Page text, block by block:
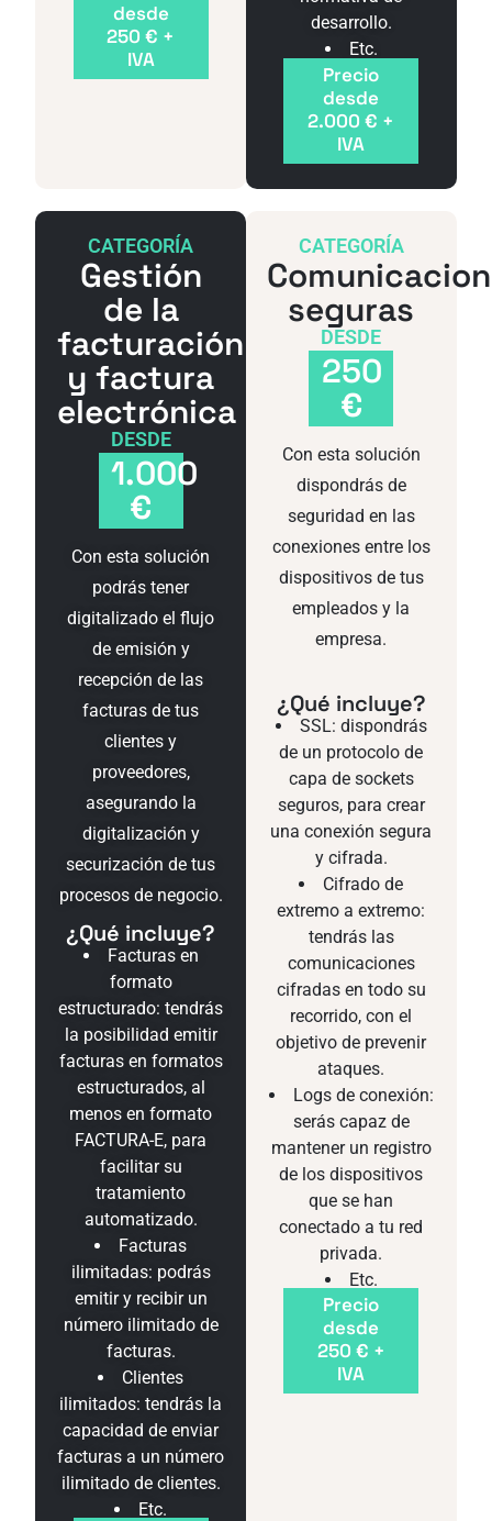
desarrollo.
Etc.
Precio
desde
2.000 € +
IVA
desde
250 € +
IVA
CATEGORÍA
Gestión
de la
facturación
y factura
electrónica
DESDE
1.000
€
Con esta solución
podrás tener
digitalizado el flujo
de emisión y
recepción de las
facturas de tus
clientes y
proveedores,
asegurando la
digitalización y
securización de tus
procesos de negocio.
¿Qué incluye?
Facturas en
formato
estructurado: tendrás
la posibilidad emitir
facturas en formatos
estructurados, al
menos en formato
FACTURA-E, para
facilitar su
tratamiento
automatizado.
Facturas
ilimitadas: podrás
emitir y recibir un
número ilimitado de
facturas.
Clientes
ilimitados: tendrás la
capacidad de enviar
facturas a un número
ilimitado de clientes.
Etc.
CATEGORÍA
seguras
DESDE
250
€
Con esta solución
dispondrás de
seguridad en las
conexiones entre los
dispositivos de tus
empleados y la
empresa.
¿Qué incluye?
SSL: dispondrás
de un protocolo de
capa de sockets
seguros, para crear
una conexión segura
y cifrada.
Cifrado de
extremo a extremo:
tendrás las
comunicaciones
cifradas en todo su
recorrido, con el
objetivo de prevenir
ataques.
Logs de conexión:
serás capaz de
mantener un registro
de los dispositivos
que se han
conectado a tu red
privada.
Etc.
Precio
desde
250 € +
IVA